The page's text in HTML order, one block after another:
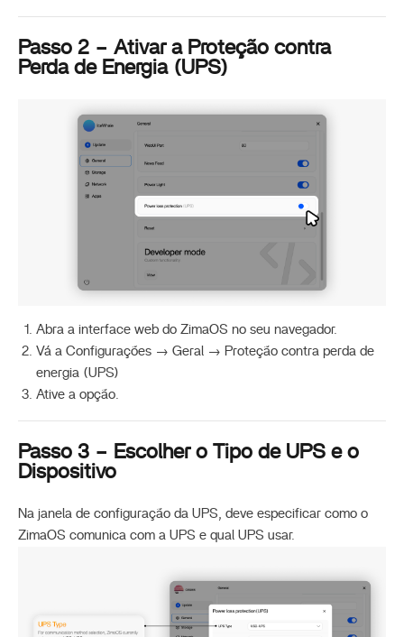
Passo 2 – Ativar a Proteção contra
Perda de Energia (UPS)
Abra a interface web do ZimaOS no seu navegador.
Vá a Configurações → Geral → Proteção contra perda de
energia (UPS)
Ative a opção.
Passo 3 – Escolher o Tipo de UPS e o
Dispositivo
Na janela de configuração da UPS, deve especificar como o
ZimaOS comunica com a UPS e qual UPS usar.